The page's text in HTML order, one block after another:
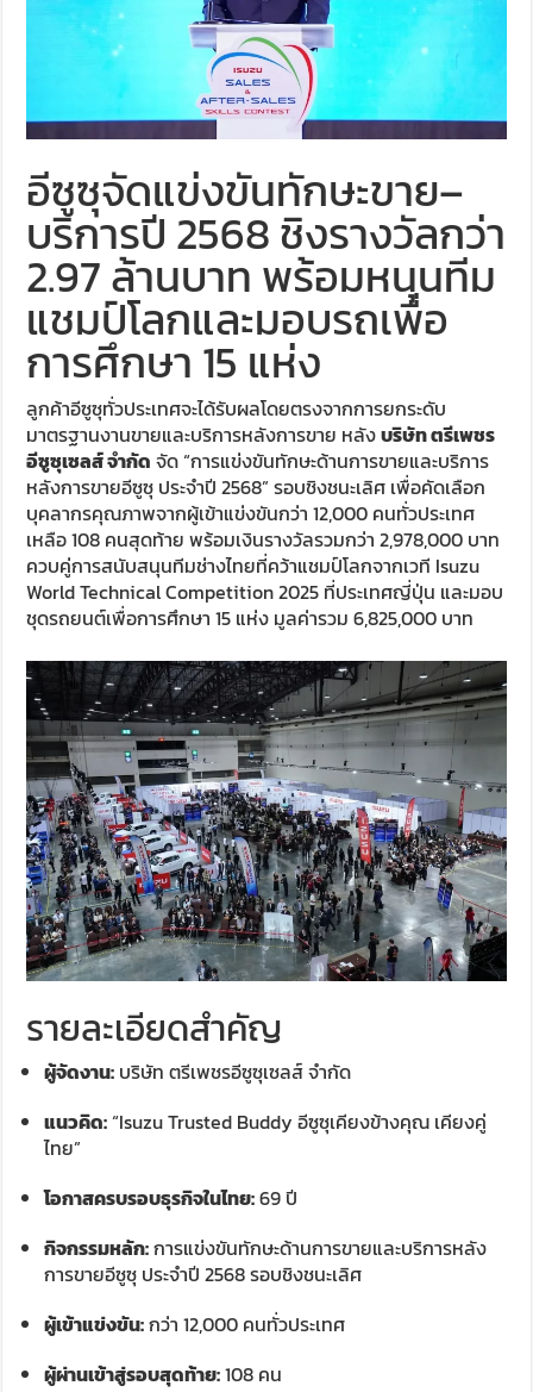
อีซูซุจัดแข่งขันทักษะขาย–
บริการปี 2568 ชิงรางวัลกว่า
2.97 ล้านบาท พร้อมหนุนทีม
แชมป์โลกและมอบรถเพื่อ
การศึกษา 15 แห่ง
ลูกค้าอีซูซุทั่วประเทศจะได้รับผลโดยตรงจากการยกระดับ
มาตรฐานงานขายและบริการหลังการขาย หลังบริษัท ตรีเพชร
อีซูซุเซลส์ จำกัด จัด “การแข่งขันทักษะด้านการขายและบริการ
หลังการขายอีซูซุ ประจำปี 2568” รอบชิงชนะเลิศ เพื่อคัดเลือก
บุคลากรคุณภาพจากผู้เข้าแข่งขันกว่า 12,000 คนทั่วประเทศ
เหลือ 108 คนสุดท้าย พร้อมเงินรางวัลรวมกว่า 2,978,000 บาท
ควบคู่การสนับสนุนทีมช่างไทยที่คว้าแชมป์โลกจากเวที Isuzu
World Technical Competition 2025 ที่ประเทศญี่ปุ่น และมอบ
ชุดรถยนต์เพื่อการศึกษา 15 แห่ง มูลค่ารวม 6,825,000 บาท
รายละเอียดสำคัญ
ผู้จัดงาน: บริษัท ตรีเพชรอีซูซุเซลส์ จำกัด
แนวคิด:“Isuzu Trusted Buddy อีซูซุเคียงข้างคุณ เคียงคู่
ไทย”
โอกาสครบรอบธุรกิจในไทย:69 ปี
กิจกรรมหลัก:การแข่งขันทักษะด้านการขายและบริการหลัง
การขายอีซูซุ ประจำปี 2568 รอบชิงชนะเลิศ
ผู้เข้าแข่งขัน:กว่า 12,000 คนทั่วประเทศ
ผู้ผ่านเข้าสู่รอบสุดท้าย:108 คน